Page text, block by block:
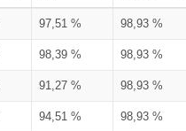
97,51 % 98,93 %
98,39 % 98,93 %
91,27 % 98,93 %
94,51 % 98,93 %